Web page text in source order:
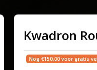
Kwadron
Nog €150,00 voor gratis